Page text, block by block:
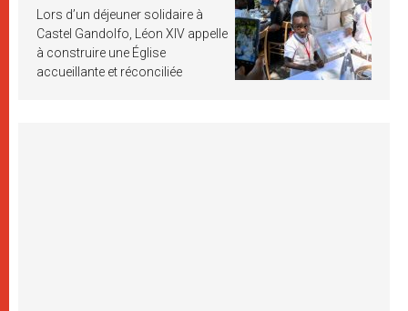
Lors d’un déjeuner solidaire à
Castel Gandolfo, Léon XIV appelle
à construire une Église
accueillante et réconciliée